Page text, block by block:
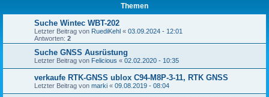
Themen
Suche Wintec WBT-202
Letzter Beitrag von RuediKehl « 03.09.2024 - 12:01
Antworten: 2
Suche GNSS Ausrüstung
Letzter Beitrag von Felicious « 02.02.2020 - 10:35
verkaufe RTK-GNSS ublox C94-M8P-3-11, RTK GNSS
Letzter Beitrag von marki « 09.08.2019 - 08:04